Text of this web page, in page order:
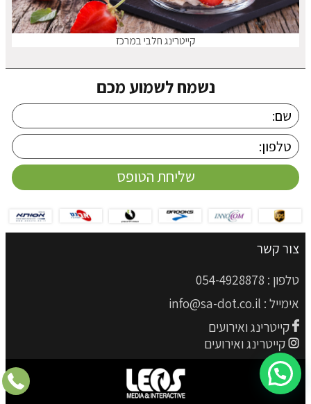
קייטרינג חלבי במרכז
נשמח לשמוע מכם
צור קשר
טלפון : 054-4928878
אימייל : info@sa-dot.co.il
קייטרינג ואירועים
קייטרינג ואירועים